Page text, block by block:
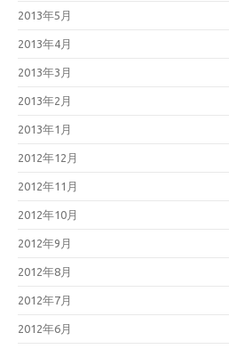
2013年5月
2013年4月
2013年3月
2013年2月
2013年1月
2012年12月
2012年11月
2012年10月
2012年9月
2012年8月
2012年7月
2012年6月